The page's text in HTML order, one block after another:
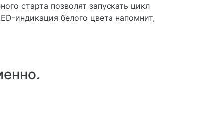
старта позволят запускать цикл
индикация белого цвета напомнит,